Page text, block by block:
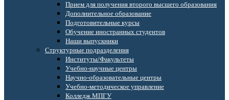
Прием для получения второго высшего образования
Дополнительное образование
Подготовительные курсы
Обучение иностранных студентов
Наши выпускники
Структурные подразделения
Институты/Факультеты
Учебно-научные центры
Научно-образовательные центры
Учебно-методическое управление
Колледж МПГУ